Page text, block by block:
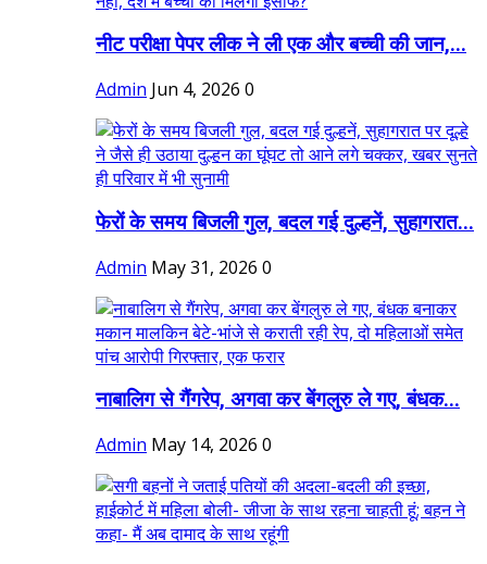
नीट परीक्षा पेपर लीक ने ली एक और बच्ची की जान,...
Admin Jun 4, 2026 0
फेरों के समय बिजली गुल, बदल गई दुल्हनें, सुहागरात...
Admin May 31, 2026 0
नाबालिग से गैंगरेप, अगवा कर बेंगलुरु ले गए, बंधक...
Admin May 14, 2026 0